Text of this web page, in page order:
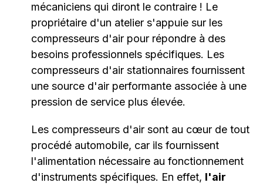
mécaniciens qui diront le contraire ! Le
propriétaire d'un atelier s'appuie sur les
compresseurs d'air pour répondre à des
besoins professionnels spécifiques. Les
compresseurs d'air stationnaires fournissent
une source d'air performante associée à une
pression de service plus élevée.
Les compresseurs d'air sont au cœur de tout
procédé automobile, car ils fournissent
l'alimentation nécessaire au fonctionnement
d'instruments spécifiques. En effet, l'air